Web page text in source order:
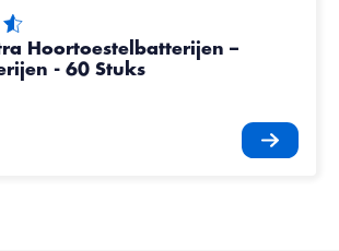
van dit product is
Hoortoestelbatterijen –
- 60 Stuks